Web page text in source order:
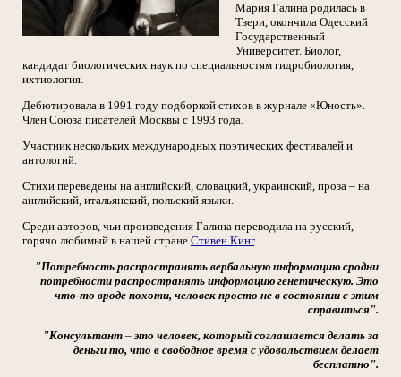
Мария Галина родилась в
Твери, окончила Одесский
Государственный
Университет. Биолог,
кандидат биологических наук по специальностям гидробиология,
ихтиология.
Дебютировала в 1991 году подборкой стихов в журнале «Юность».
Член Союза писателей Москвы с 1993 года.
Участник нескольких международных поэтических фестивалей и
антологий.
Стихи переведены на английский, словацкий, украинский, проза – на
английский, итальянский, польский языки.
Среди авторов, чьи произведения Галина переводила на русский,
горячо любимый в нашей стране Стивен Кинг.
"Потребность распространять вербальную информацию сродни
потребности распространять информацию генетическую. Это
что-то вроде похоти, человек просто не в состоянии с этим
справиться".
"Консультант –это человек, который соглашается делать за
деньги то, что в свободное время с удовольствием делает
бесплатно".